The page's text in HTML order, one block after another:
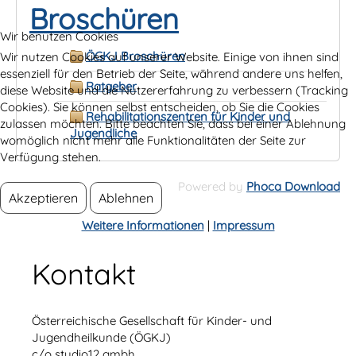
Broschüren
ÖGKJ Broschüren
Ratgeber
Rehabilitationszentren für Kinder und
Jugendliche
Powered by Phoca Download
Kontakt
Österreichische Gesellschaft für Kinder- und
Jugendheilkunde (ÖGKJ)
Wir benutzen Cookies
Wir nutzen Cookies auf unserer Website. Einige von ihnen sind
essenziell für den Betrieb der Seite, während andere uns helfen,
diese Website und die Nutzererfahrung zu verbessern (Tracking
Cookies). Sie können selbst entscheiden, ob Sie die Cookies
zulassen möchten. Bitte beachten Sie, dass bei einer Ablehnung
womöglich nicht mehr alle Funktionalitäten der Seite zur
Verfügung stehen.
Akzeptieren Ablehnen
Weitere Informationen| Impressum